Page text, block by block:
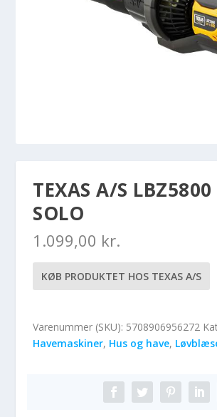
TEXAS A/S
SOLO
1.099,00 kr.
KØB PRODUKTET HOS TEXAS A/S
Varenummer (SKU): 5708906956272
Havemaskiner, Hus og have,